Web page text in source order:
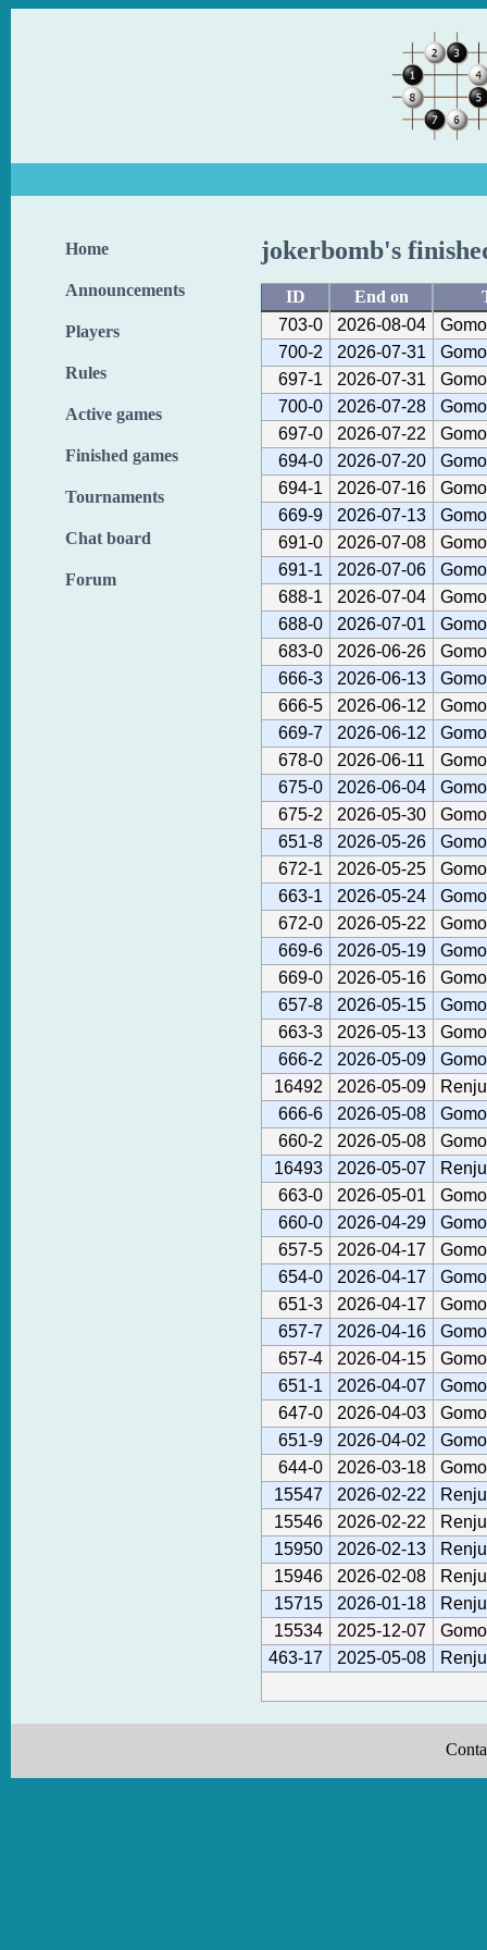
Home
Announcements
Players
Rules
Active games
Finished games
Tournaments
Chat board
Forum
jokerbomb's
ID End on
703-0
2026-08-04
700-2
2026-07-31
697-1
2026-07-31
700-0
2026-07-28
697-0
2026-07-22
694-0
2026-07-20
694-1
2026-07-16
669-9
2026-07-13
691-0
2026-07-08
691-1
2026-07-06
688-1
2026-07-04
688-0
2026-07-01
683-0
2026-06-26
666-3
2026-06-13
666-5
2026-06-12
669-7
2026-06-12
678-0
2026-06-11
675-0
2026-06-04
675-2
2026-05-30
651-8
2026-05-26
672-1
2026-05-25
663-1
2026-05-24
672-0
2026-05-22
669-6
2026-05-19
669-0
2026-05-16
657-8
2026-05-15
663-3
2026-05-13
666-2
2026-05-09
16492
2026-05-09
666-6
2026-05-08
660-2
2026-05-08
16493
2026-05-07
663-0
2026-05-01
660-0
2026-04-29
657-5
2026-04-17
654-0
2026-04-17
651-3
2026-04-17
657-7
2026-04-16
657-4
2026-04-15
651-1
2026-04-07
647-0
2026-04-03
651-9
2026-04-02
644-0
2026-03-18
15547
2026-02-22
15546
2026-02-22
15950
2026-02-13
15946
2026-02-08
15715
2026-01-18
15534
2025-12-07
463-17
2025-05-08